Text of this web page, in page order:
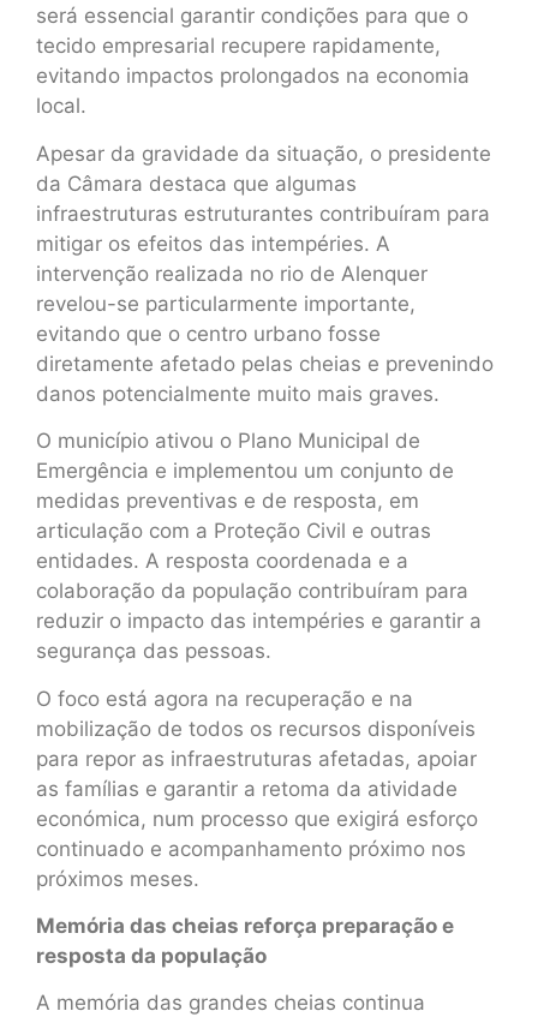
será essencial garantir condições para que o
tecido empresarial recupere rapidamente,
evitando impactos prolongados na economia
local.
Apesar da gravidade da situação, o presidente
da Câmara destaca que algumas
infraestruturas estruturantes contribuíram para
mitigar os efeitos das intempéries. A
intervenção realizada no rio de Alenquer
revelou-se particularmente importante,
evitando que o centro urbano fosse
diretamente afetado pelas cheias e prevenindo
danos potencialmente muito mais graves.
O município ativou o Plano Municipal de
Emergência e implementou um conjunto de
medidas preventivas e de resposta, em
articulação com a Proteção Civil e outras
entidades. A resposta coordenada e a
colaboração da população contribuíram para
reduzir o impacto das intempéries e garantir a
segurança das pessoas.
O foco está agora na recuperação e na
mobilização de todos os recursos disponíveis
para repor as infraestruturas afetadas, apoiar
as famílias e garantir a retoma da atividade
económica, num processo que exigirá esforço
continuado e acompanhamento próximo nos
próximos meses.
Memória das cheias reforça preparação e
resposta da população
A memória das grandes cheias continua